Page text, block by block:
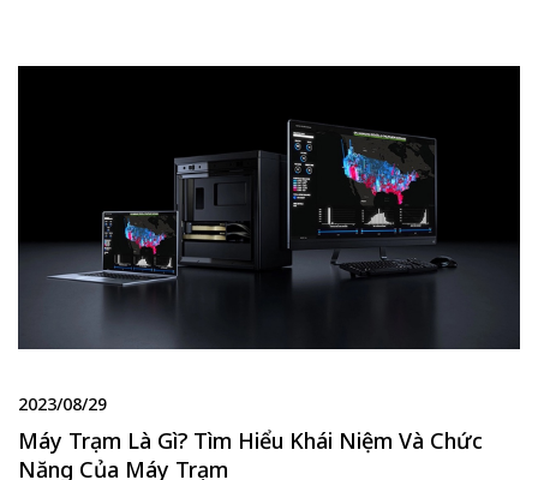
2023/08/29
Máy Trạm Là Gì? Tìm Hiểu Khái Niệm Và Chức
Năng Của Máy Trạm